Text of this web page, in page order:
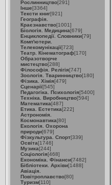
Рослинництво[291]
Інше[3364]
Тексти книг[921]
Географія.
Краєзнавство[1001]
Біологія. Медицина[679]
Енциклопедії. Словники[79]
Комп'ютери.
Телекомунікації[723]
Театр. Кінематограф[170]
Образотворче
мистецтво[288]
Філософія. Релігія[747]
Зоологія. Тваринництво[180]
Фізика. Хімія[479]
Сценарії[545]
Педагогіка. Психологія[5400]
Техніка. Виробництво[594]
Математика[487]
Етика. Естетика[222]
Астрономія.
Космонавтика[80]
Екологія. Охорона
природи[679]
Фізкультура. Спорт[339]
Освіта[1746]
Музика[244]
Соціологія[468]
Економіка. Фінанси[7482]
Бібліотеки. Архіви[1488]
Авіація.
Повітроплавство[80]
Туризм[110]